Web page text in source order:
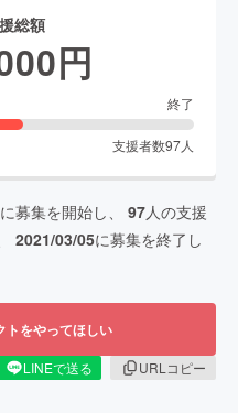
総額
円
終了
支援者数97人
に募集を開始し、 97人の支援
2021/03/05に募集を終了し
トをやってほしい
LINEで送る
URLコピー